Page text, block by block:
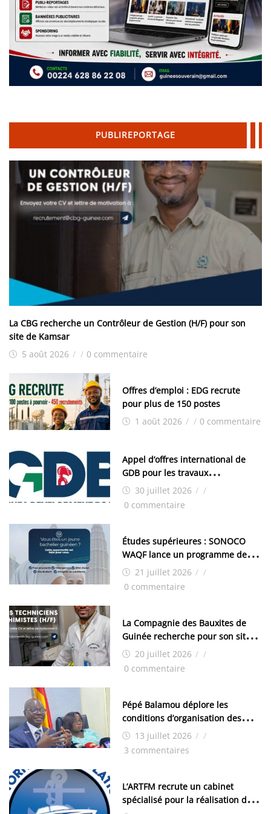
PUBLIREPORTAGE
La CBG recherche un Contrôleur de Gestion (H/F) pour son
site de Kamsar
5 août 2026 / / 0 commentaire
Offres d’emploi : EDG recrute
pour plus de 150 postes
1 août 2026 / / 0 commentaire
Appel d’offres international de
GDB pour les travaux
d’aménagement de la zone
industrielle de FANDJE (PAZIF)
30 juillet 2026 / /
0 commentaire
Études supérieures : SONOCO
WAQF lance un programme de
bourses pour la Malaisie
21 juillet 2026 / /
0 commentaire
La Compagnie des Bauxites de
Guinée recherche pour son site
de Kamsar des techniciens
chimistes (H/F)
20 juillet 2026 / /
0 commentaire
Pépé Balamou déplore les
conditions d’organisation des
examens nationaux : « Si ce sont
les élections, on trouve tous les
13 juillet 2026 / /
3 commentaires
L’ARTFM recrute un cabinet
spécialisé pour la réalisation des